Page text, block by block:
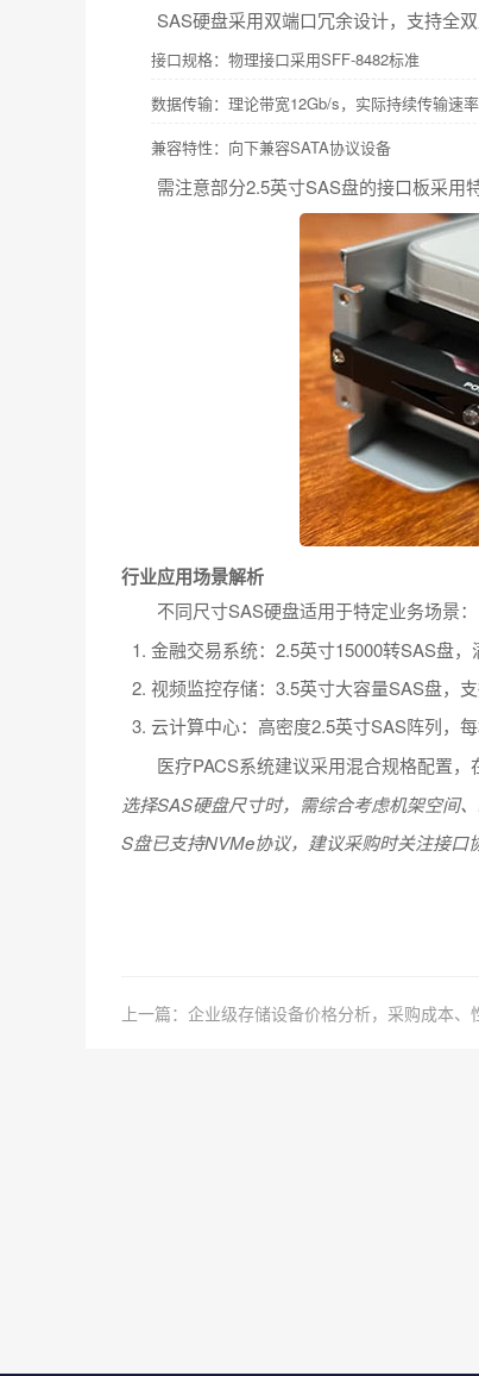
SAS硬盘采用双端口冗余设计，支持全双
接口规格：物理接口采用SFF-8482标准
数据传输：理论带宽12Gb/s，实际持续传输速
兼容特性：向下兼容SATA协议设备
需注意部分2.5英寸SAS盘的接口板采用
行业应用场景解析
不同尺寸SAS硬盘适用于特定业务场景：
金融交易系统：2.5英寸15000转SAS盘
视频监控存储：3.5英寸大容量SAS盘，
云计算中心：高密度2.5英寸SAS阵列，
医疗PACS系统建议采用混合规格配置
选择SAS硬盘尺寸时，需综合考虑机架空间
S盘已支持NVMe协议，建议采购时关注接口